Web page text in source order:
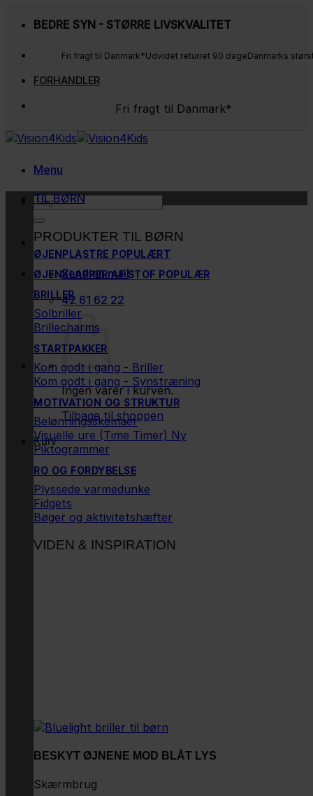
BEDRE SYN - STØRRE LIVSKVALITET
Fri fragt til Danmark*Udvidet returret 90 dageDanmarks
FORHANDLER
Fri fragt til Danmark*
Menu
Søg
Send en mail
42 61 62 22
Ingen varer i kurven.
Tilbage til shoppen
Kurv
TIL BØRN
PRODUKTER TIL BØRN
ØJENPLASTRE
ØJENKLAPPER AF STOF
BRILLER
Solbriller
Brillecharms
STARTPAKKER
Kom godt i gang - Briller
Kom godt i gang - Synstræning
MOTIVATION OG STRUKTUR
Belønningsskemaer
Visuelle ure (Time Timer)
Piktogrammer
RO OG FORDYBELSE
Plyssede varmedunke
Fidgets
Bøger og aktivitetshæfter
VIDEN & INSPIRATION
BESKYT ØJNENE MOD BLÅT LYS
Skærmbrug